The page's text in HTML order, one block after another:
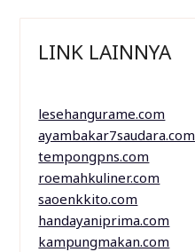
LINK LAINNYA
lesehangurame.com
ayambakar7saudara.com
tempongpns.com
roemahkuliner.com
saoenkkito.com
handayaniprima.com
kampungmakan.com